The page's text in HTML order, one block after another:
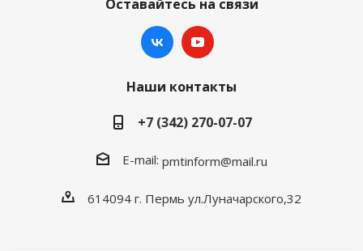
Оставайтесь на связи
Наши контакты
+7 (342) 270-07-07
E-mail: pmtinform@mail.ru
614094 г. Пермь ул.Луначарского,32